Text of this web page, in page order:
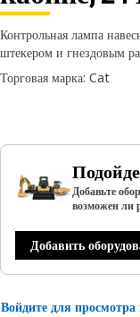
Контрольная лампа
штекером и гнездовым
Торговая марка: Cat
Добавьте
возможен ли
Добавить
Войдите для